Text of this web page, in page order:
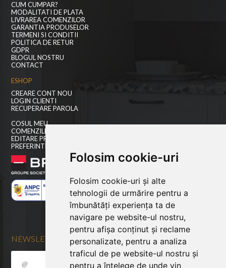
Folosim cookie-uri
Folosim cookie-uri și alte
tehnologii de urmărire pentru a
îmbunătăți experiența ta de
navigare pe website-ul nostru,
pentru afișa conținut și reclame
personalizate, pentru a analiza
traficul de pe website-ul nostru și
pentru a înțelege de unde vin
CUM CUMPAR?
MODALITATI DE PLATA
LIVRAREA COMENZILOR
GARANTIA PRODUSELOR
TERMENI SI CONDITII
POLITICA DE RETUR
GDPR
BLOGUL NOSTRU
CONTACT
ESHOP
CREARE CONT NOU
LOGIN CLIENTI
RECUPERARE PAROLA
COSUL MEU
COMENZILE MELE
EDITARE PROFIL
PREFERINTE COOKIES
NEWSLETTER